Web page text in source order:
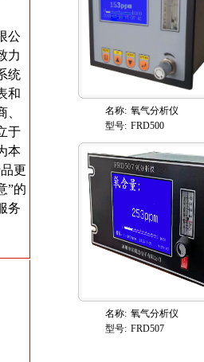
公
力
统
和
于
本
更
”的
务
名称: 氧气分析仪
型号: FRD500
名称: 氧气分析仪
型号: FRD507